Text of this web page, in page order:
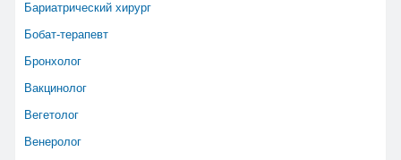
Бариатрический хирург
Бобат-терапевт
Бронхолог
Вакцинолог
Вегетолог
Венеролог